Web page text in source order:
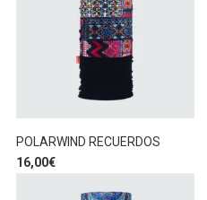
POLARWIND RECUERDOS
16,00€